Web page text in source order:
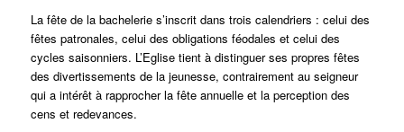
La fête de la bachelerie s’inscrit dans trois calendriers : celui des
fêtes patronales, celui des obligations féodales et celui des
cycles saisonniers. L’Eglise tient à distinguer ses propres fêtes
des divertissements de la jeunesse, contrairement au seigneur
qui a intérêt à rapprocher la fête annuelle et la perception des
cens et redevances.